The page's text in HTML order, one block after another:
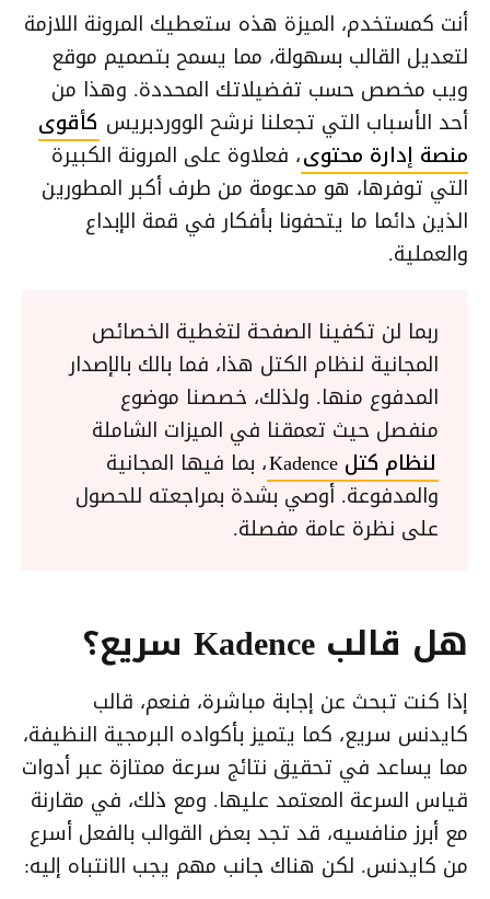
أنت كمستخدم، الميزة هذه ستعطيك المرونة اللازمة
لتعديل القالب بسهولة، مما يسمح بتصميم موقع
ويب مخصص حسب تفضيلاتك المحددة. وهذا من
أحد الأسباب التي تجعلنا نرشح الووردبريس كأقوى
منصة إدارة محتوى، فعلاوة على المرونة الكبيرة
التي توفرها، هو مدعومة من طرف أكبر المطورين
الذين دائما ما يتحفونا بأفكار في قمة الإبداع
والعملية.
ربما لن تكفينا الصفحة لتغطية الخصائص
المجانية لنظام الكتل هذا، فما بالك بالإصدار
المدفوع منها. ولذلك، خصصنا موضوع
منفصل حيث تعمقنا في الميزات الشاملة
لنظام كتل Kadence
، بما فيها المجانية
والمدفوعة. أوصي بشدة بمراجعته للحصول
على نظرة عامة مفصلة.
هل قالب Kadence سريع؟
إذا كنت تبحث عن إجابة مباشرة، فنعم، قالب
كايدنس سريع، كما يتميز بأكواده البرمجية النظيفة،
مما يساعد في تحقيق نتائج سرعة ممتازة عبر أدوات
قياس السرعة المعتمد عليها. ومع ذلك، في مقارنة
مع أبرز منافسيه، قد تجد بعض القوالب بالفعل أسرع
من كايدنس. لكن هناك جانب مهم يجب الانتباه إليه: